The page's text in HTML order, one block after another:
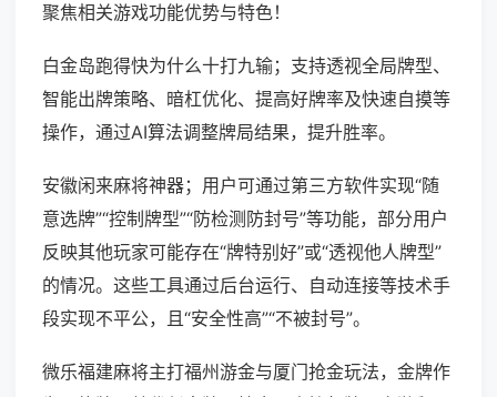
聚焦相关游戏功能优势与特色！
白金岛跑得快为什么十打九输；支持透视全局牌型、
智能出牌策略、暗杠优化、提高好牌率及快速自摸等
操作，通过AI算法调整牌局结果，提升胜率。
安徽闲来麻将神器；用户可通过第三方软件实现“随
意选牌”“控制牌型”“防检测防封号”等功能，部分用户
反映其他玩家可能存在“牌特别好”或“透视他人牌型”
的情况。这些工具通过后台运行、自动连接等技术手
段实现不平公，且“安全性高”“不被封号”。
微乐福建麻将主打福州游金与厦门抢金玩法，金牌作